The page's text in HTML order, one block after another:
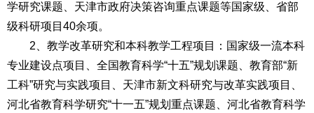
学研究课题、天津市政府决策咨询重点课题等国家级、省部
级科研项目40余项。
2 、教学改革研究和本科教学工程项目： 国家级一流本科
专业建设点项目、全国教育科学“十五”规划课题、教育部“新
工科”研究与实践项目、天津市新文科研究与改革实践项目、
河北省教育科学研究“十一五”规划重点课题、河北省教育科学